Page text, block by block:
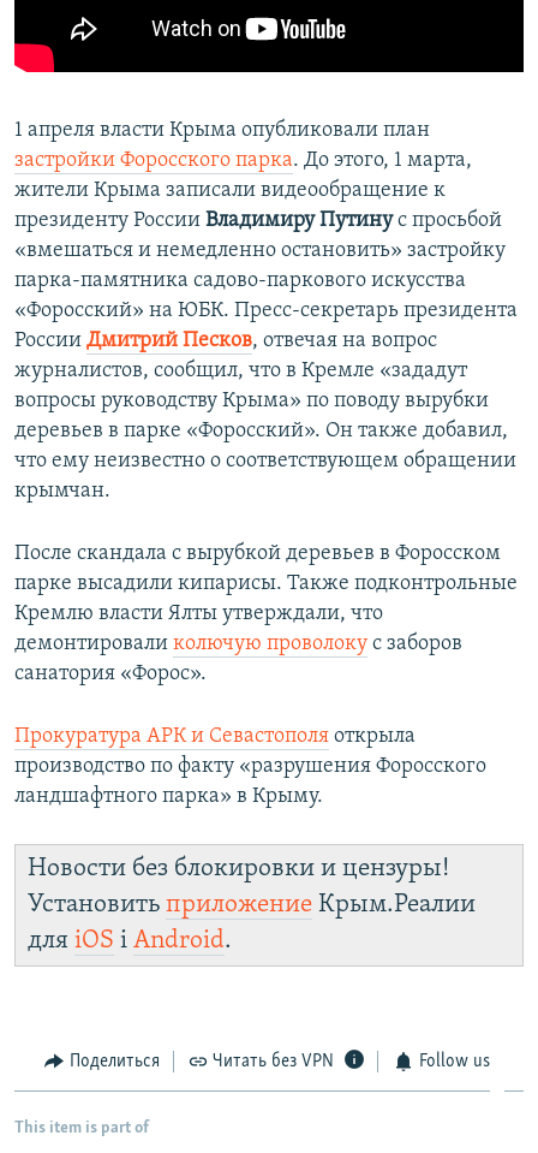
1 апреля власти Крыма опубликовали план
застройки Форосского парка. До этого, 1 марта,
жители Крыма записали видеообращение к
президенту России Владимиру Путинус просьбой
«вмешаться и немедленно остановить» застройку
парка-памятника садово-паркового искусства
«Форосский» на ЮБК. Пресс-секретарь президента
России Дмитрий Песков, отвечая на вопрос
журналистов, сообщил, что в Кремле «зададут
вопросы руководству Крыма» по поводу вырубки
деревьев в парке «Форосский». Он также добавил,
что ему неизвестно о соответствующем обращении
крымчан.
После скандала с вырубкой деревьев в Форосском
парке высадили кипарисы. Также подконтрольные
Кремлю власти Ялты утверждали, что
демонтировали колючую проволоку с заборов
санатория «Форос».
Прокуратура АРК и Севастополя открыла
производство по факту «разрушения Форосского
ландшафтного парка» в Крыму.
Новости без блокировки и цензуры!
Установить приложение Крым.Реалии
для iOS і Android.
Поделиться Читать без VPN Follow us
This item is part of